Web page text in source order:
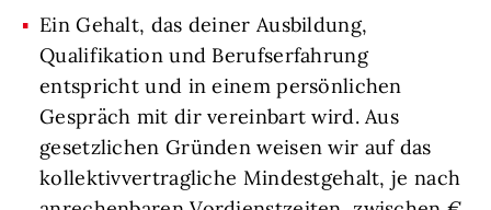
Ein Gehalt, das deiner Ausbildung,
Qualifikation und Berufserfahrung
entspricht und in einem persönlichen
Gespräch mit dir vereinbart wird. Aus
gesetzlichen Gründen weisen wir auf das
kollektivvertragliche Mindestgehalt, je nach